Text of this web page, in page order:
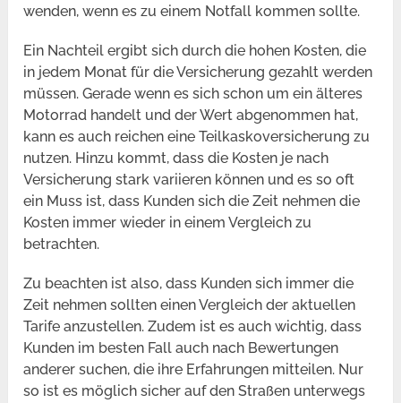
wenden, wenn es zu einem Notfall kommen sollte.
Ein Nachteil ergibt sich durch die hohen Kosten, die
in jedem Monat für die Versicherung gezahlt werden
müssen. Gerade wenn es sich schon um ein älteres
Motorrad handelt und der Wert abgenommen hat,
kann es auch reichen eine Teilkaskoversicherung zu
nutzen. Hinzu kommt, dass die Kosten je nach
Versicherung stark variieren können und es so oft
ein Muss ist, dass Kunden sich die Zeit nehmen die
Kosten immer wieder in einem Vergleich zu
betrachten.
Zu beachten ist also, dass Kunden sich immer die
Zeit nehmen sollten einen Vergleich der aktuellen
Tarife anzustellen. Zudem ist es auch wichtig, dass
Kunden im besten Fall auch nach Bewertungen
anderer suchen, die ihre Erfahrungen mitteilen. Nur
so ist es möglich sicher auf den Straßen unterwegs